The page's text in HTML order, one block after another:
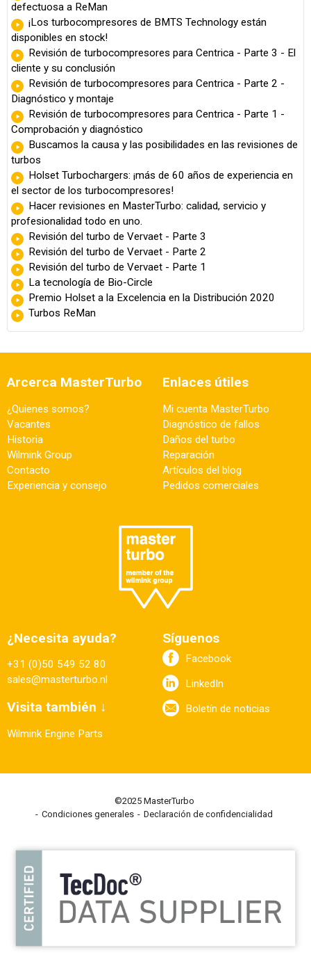
defectuosa a ReMan
¡Los turbocompresores de BMTS Technology están
disponibles en stock!
Revisión de turbocompresores para Centrica - Parte 3 - El
cliente y su conclusión
Revisión de turbocompresores para Centrica - Parte 2 -
Diagnóstico y montaje
Revisión de turbocompresores para Centrica - Parte 1 -
Comprobación y diagnóstico
Buscamos la causa y las posibilidades en las revisiones de
turbos
Holset Turbochargers: ¡más de 60 años de experiencia en
el sector de los turbocompresores!
Hacer revisiones en MasterTurbo: calidad, servicio y
profesionalidad todo en uno.
Revisión del turbo de Vervaet - Parte 3
Revisión del turbo de Vervaet - Parte 2
Revisión del turbo de Vervaet - Parte 1
La tecnología de Bio-Circle
Premio Holset a la Excelencia en la Distribución 2020
Turbos ReMan
Arcerca MasterTurbo
¿Quienes somos?
Vacantes
Historia
Wilmink Group
Contacto
Experiencia y consejo
Enlaces útiles
Mi cuenta MasterTurbo
Diagnóstico de fallos
Daños del turbo
Reparación
Artículos del blog
Pedidos comerciales
¿Necesita ayuda?
+31 (0)50 549 52 80
sales@masterturbo.nl
Visita también ↓
Wilmink Engine Parts
Síguenos
Facebook
LinkedIn
Boletín de noticias
©2025 MasterTurbo
Condiciones generales
Declaración de confidencialidad